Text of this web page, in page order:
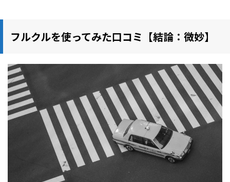
フルクルを使ってみた口コミ【結論：微妙】